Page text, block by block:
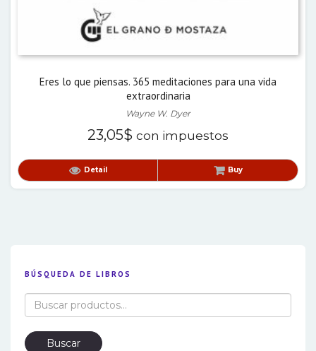
Eres lo que piensas. 365 meditaciones para una vida
extraordinaria
Wayne W. Dyer
23,05$ con impuestos
Detail Buy
BÚSQUEDA DE LIBROS
Buscar
por:
Buscar